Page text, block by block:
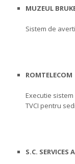
MUZEUL
Sistem de
ROMTELECOM
Executie
TVCI pentru
S.C. SERVICES